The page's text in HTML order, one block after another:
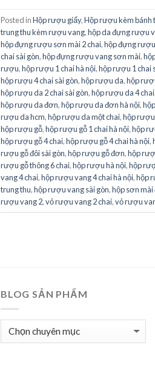
Posted inHộp rượu giấy,Hộp rượu kèm bánh
trung thu kèm rượu vang,hộp da đựng rượu
hộp đựng rượu sơn mài 2 chai,hộp đựng
chai sài gòn,hộp đựng rượu vang sơn mài,
rượu,hộp rượu 1 chai hà nội,hộp rượu 1 chai
hộp rượu 4 chai sài gòn,hộp rượu da,hộp
hộp rượu da 2 chai sài gòn,hộp rượu da 4 chai,
hộp rượu da đơn,hộp rượu da đơn hà nội,
rượu da hcm,hộp rượu da một chai,hộp rượu
hộp rượu gỗ,hộp rượu gỗ 1 chai hà nội,hộp
hộp rượu gỗ 4 chai,hộp rượu gỗ 4 chai hà nội,
rượu gỗ đôi sài gòn,hộp rượu gỗ đơn,hộp
rượu gỗ thông 6 chai,hộp rượu hà nội,hộp
vang 4 chai,hộp rượu vang 4 chai hà nội,hộp
trung thu,hộp rượu vang sài gòn,hộp sơn
rượu vang 2,vỏ rượu vang 2 chai,vỏ rượu
BLOG SẢN PHẨM
BLOG
SẢN